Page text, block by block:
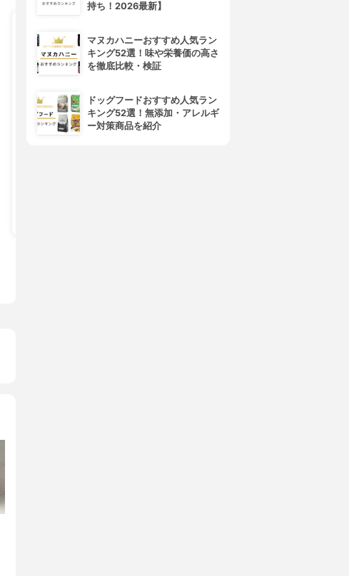
持ち！2026最新】
マヌカハニーおすすめ人気ラン
キング52選！味や栄養価の高さ
を徹底比較・検証
ドッグフードおすすめ人気ラン
キング52選！無添加・アレルギ
ー対策商品を紹介